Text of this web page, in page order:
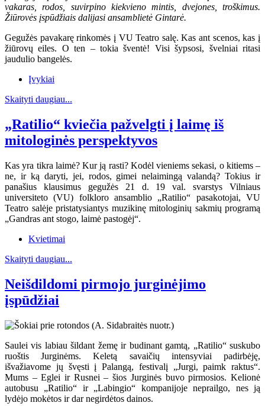
vakaras, rodos, suvirpino kiekvieno mintis, dvejones, troškimus.
Žiūrovės įspūdžiais dalijasi ansamblietė Gintarė.
Gegužės pavakarę rinkomės į VU Teatro salę. Kas ant scenos, kas į
žiūrovų eiles. O ten – tokia šventė! Visi šypsosi, švelniai ritasi
jaudulio bangelės.
Įvykiai
Skaityti daugiau...
„Ratilio“ kviečia pažvelgti į laimę iš
mitologinės perspektyvos
Kas yra tikra laimė? Kur ją rasti? Kodėl vieniems sekasi, o kitiems –
ne, ir ką daryti, jei, rodos, gimei nelaimingą valandą? Tokius ir
panašius klausimus gegužės 21 d. 19 val. svarstys Vilniaus
universiteto (VU) folkloro ansamblio „Ratilio“ pasakotojai, VU
Teatro salėje pristatysiantys muzikinę mitologinių sakmių programą
„Gandras ant stogo, laimė pastogėj“.
Kvietimai
Skaityti daugiau...
Neišdildomi pirmojo jurginėjimo
įspūdžiai
Saulei vis labiau šildant žemę ir budinant gamtą, „Ratilio“ suskubo
ruoštis Jurginėms. Keletą savaičių intensyviai padirbėję,
išvažiavome jų švęsti į Palangą, festivalį „Jurgi, paimk raktus“.
Mums – Eglei ir Rusnei – šios Jurginės buvo pirmosios. Kelionė
autobusu „Ratilio“ ir „Labingio“ kompanijoje neprailgo, nes ją
lydėjo mokėtos ir dar negirdėtos dainos.